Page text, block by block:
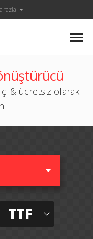
fazla
& ücretsiz olarak
TTF